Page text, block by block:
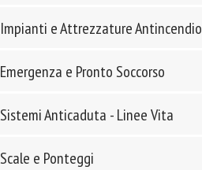
Impianti e Attrezzature Antincendio
Emergenza e Pronto Soccorso
Sistemi Anticaduta - Linee Vita
Scale e Ponteggi